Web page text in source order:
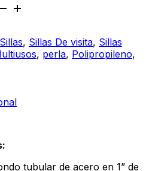
Sillas, Sillas De visita, Sillas
, perla, Polipropileno,
tubular de acero en 1” de